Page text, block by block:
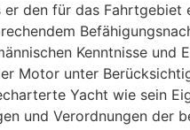
den für das
Kenntnisse
Motor unter
Yacht wie sein
und Verordnungen der